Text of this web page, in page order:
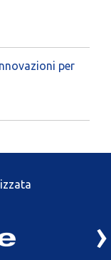
per
›